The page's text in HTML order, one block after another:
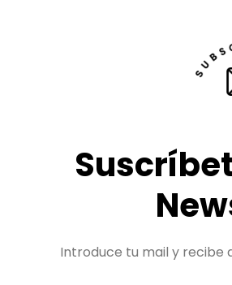
Introduce tu mail y recibe